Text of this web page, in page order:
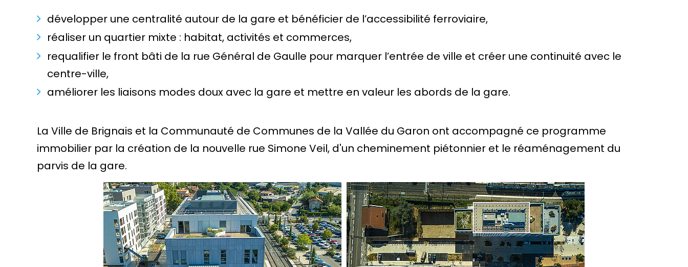
développer une centralité autour de la gare et bénéficier de l’accessibilité ferroviaire,
réaliser un quartier mixte : habitat, activités et commerces,
requalifier le front bâti de la rue Général de Gaulle pour marquer l’entrée de ville et créer une continuité avec le
centre-ville,
améliorer les liaisons modes doux avec la gare et mettre en valeur les abords de la gare.
La Ville de Brignais et la Communauté de Communes de la Vallée du Garon ont accompagné ce programme
immobilier par la création de la nouvelle rue Simone Veil, d'un cheminement piétonnier et le réaménagement du
parvis de la gare.